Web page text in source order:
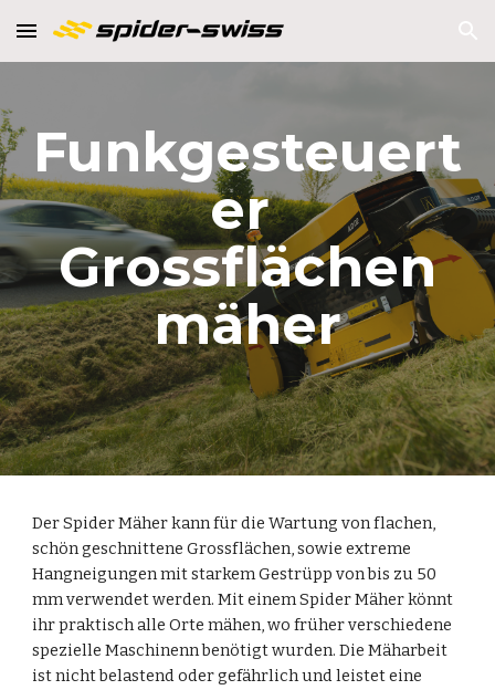
Skip to main content
Funkgesteuert
er
Grossflächen
mäher
Der Spider Mäher kann für die Wartung von flachen,
schön geschnittene Grossflächen, sowie extreme
Hangneigungen mit starkem Gestrüpp von bis zu 50
mm verwendet werden. Mit einem Spider Mäher könnt
ihr praktisch alle Orte mähen, wo früher verschiedene
spezielle Maschinenn benötigt wurden. Die Mäharbeit
ist nicht belastend oder gefährlich und leistet eine